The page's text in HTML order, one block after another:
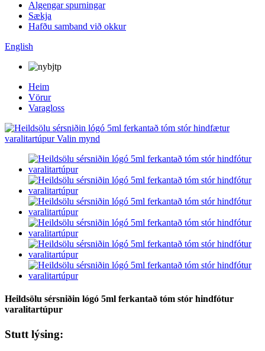
Algengar spurningar
Sækja
Hafðu samband við okkur
English
Heim
Vörur
Varagloss
Heildsölu sérsniðin lógó 5ml ferkantað tóm stór hindfótur
varalitartúpur
Stutt lýsing: